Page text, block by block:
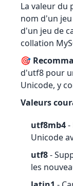
La valeur du
nom d'un
d'un jeu de
collation
🎯
d'utf8 pour
Unicode, y
Valeurs
utf8mb4-
Unicode
utf8-
les